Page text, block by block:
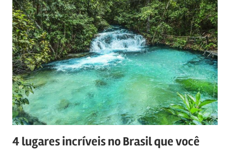
4 lugares incríveis no Brasil que você